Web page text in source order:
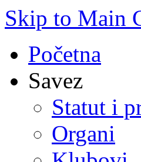
Skip to Main
Početna
Savez
Statut i
Organi